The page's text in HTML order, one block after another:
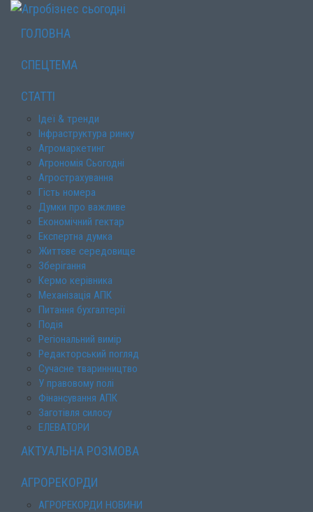
ГОЛОВНА
СПЕЦТЕМА
СТАТТІ
Ідеї & тренди
Інфраструктура ринку
Агромаркетинг
Агрономія Сьогодні
Агрострахування
Гість номера
Думки про важливе
Економічний гектар
Експертна думка
Життєве середовище
Зберігання
Кермо керівника
Механізація АПК
Питання бухгалтерії
Подія
Регіональний вимір
Редакторський погляд
Сучасне тваринництво
У правовому полі
Фінансування АПК
Заготівля силосу
ЕЛЕВАТОРИ
АКТУАЛЬНА РОЗМОВА
АГРОРЕКОРДИ
АГРОРЕКОРДИ НОВИНИ